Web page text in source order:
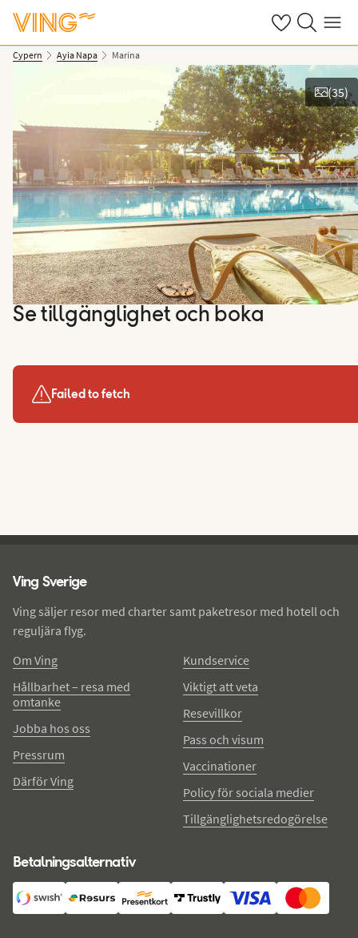
Se dinaSök på ving.se
Meny
Cypern Ayia Napa Marina
Se bilder
(35)
Se tillgänglighet och boka
Failed to fetch
Ving Sverige
Ving säljer resor med charter samt paketresor med hotell och
reguljära flyg.
Om Ving
Hållbarhet – resa med
omtanke
Jobba hos oss
Pressrum
Därför Ving
Kundservice
Viktigt att veta
Resevillkor
Pass och visum
Vaccinationer
Policy för sociala medier
Tillgänglighetsredogörelse
Betalningsalternativ